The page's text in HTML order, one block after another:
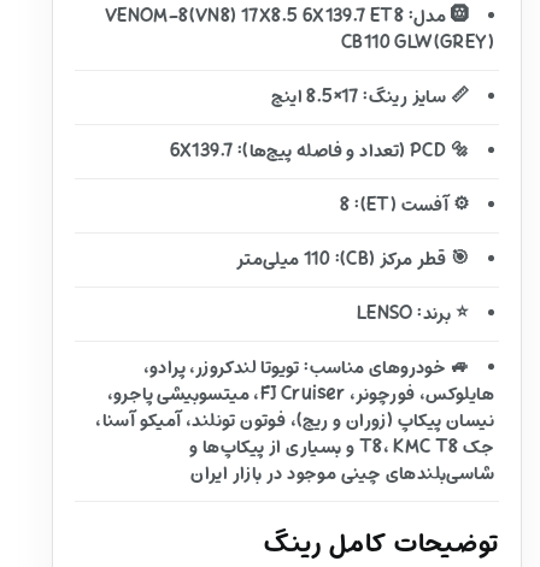
🛞 مدل: VENOM-8(VN8) 17X8.5 6X139.7 ET8
CB110 GLW(GREY)
📏 سایز رینگ: 17×8.5 اینچ
🔩 PCD (تعداد و فاصله پیچ‌ها): 6X139.7
⚙️ آفست (ET): 8
🎯 قطر مرکز (CB): 110 میلی‌متر
⭐ برند: LENSO
🚙 خودروهای مناسب: تویوتا لندکروزر، پرادو،
هایلوکس، فورچونر، FJ Cruiser، میتسوبیشی پاجرو،
نیسان پیکاپ (زوران و ریچ)، فوتون تونلند، آمیکو آسنا،
جک T8، KMC T8 و بسیاری از پیکاپ‌ها و
شاسی‌بلندهای چینی موجود در بازار ایران
توضیحات کامل رینگ